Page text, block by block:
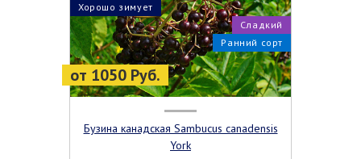
от 1050 Руб.
Сладкий
Ранний сорт
Хорошо зимует
Бузина канадская Sambucus canadensis
York